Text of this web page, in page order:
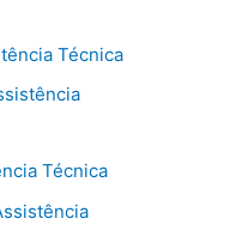
Técnica
Técnica